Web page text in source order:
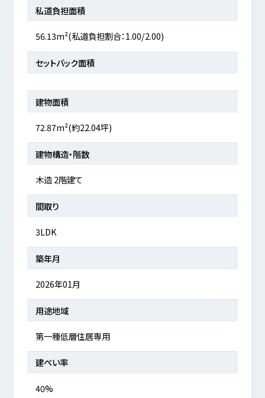
私道負担面積
56.13m²(私道負担割合：1.00/2.00)
セットバック面積
建物面積
72.87m²(約22.04坪)
建物構造・階数
木造 2階建て
間取り
3LDK
築年月
2026年01月
用途地域
第一種低層住居専用
建ぺい率
40%